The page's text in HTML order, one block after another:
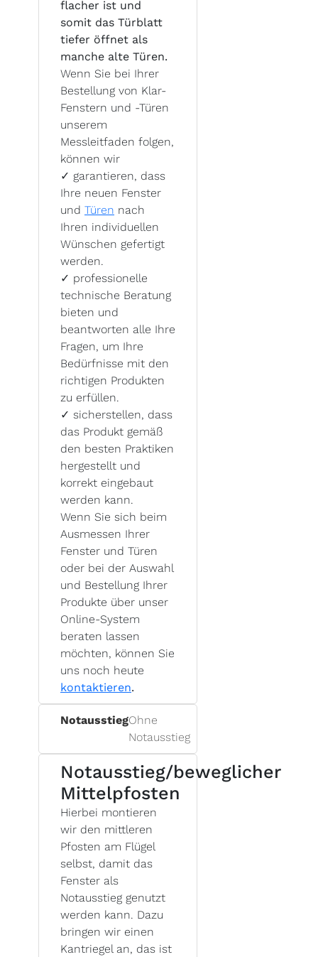
flacher ist und
somit das Türblatt
tiefer öffnet als
manche alte Türen.
Wenn Sie bei Ihrer
Bestellung von Klar-
Fenstern und -Türen
unserem
Messleitfaden folgen,
können wir
✓ garantieren, dass
Ihre neuen Fenster
und Türen nach
Ihren individuellen
Wünschen gefertigt
werden.
✓ professionelle
technische Beratung
bieten und
beantworten alle Ihre
Fragen, um Ihre
Bedürfnisse mit den
richtigen Produkten
zu erfüllen.
✓ sicherstellen, dass
das Produkt gemäß
den besten Praktiken
hergestellt und
korrekt eingebaut
werden kann.
Wenn Sie sich beim
Ausmessen Ihrer
Fenster und Türen
oder bei der Auswahl
und Bestellung Ihrer
Produkte über unser
Online-System
beraten lassen
möchten, können Sie
uns noch heute
kontaktieren.
NotausstiegOhne
Notausstieg
Notausstieg/beweglicher
Mittelpfosten
Hierbei montieren
wir den mittleren
Pfosten am Flügel
selbst, damit das
Fenster als
Notausstieg genutzt
werden kann. Dazu
bringen wir einen
Kantriegel an, das ist